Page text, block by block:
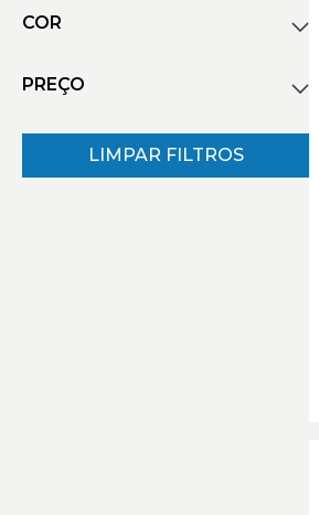
Cintos (25)
COR
Marrom Escuro (1)
PREÇO
R$ R$
LIMPAR FILTROS